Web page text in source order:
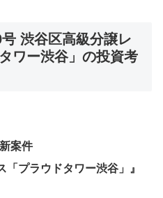
渋谷区高級分譲レ
ワー渋谷」の投資考
案件
「プラウドタワー渋谷」』